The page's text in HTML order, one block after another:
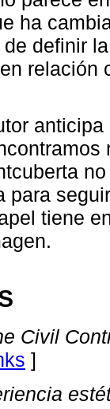
ha
definir
relación
para
tiene
Civil
]